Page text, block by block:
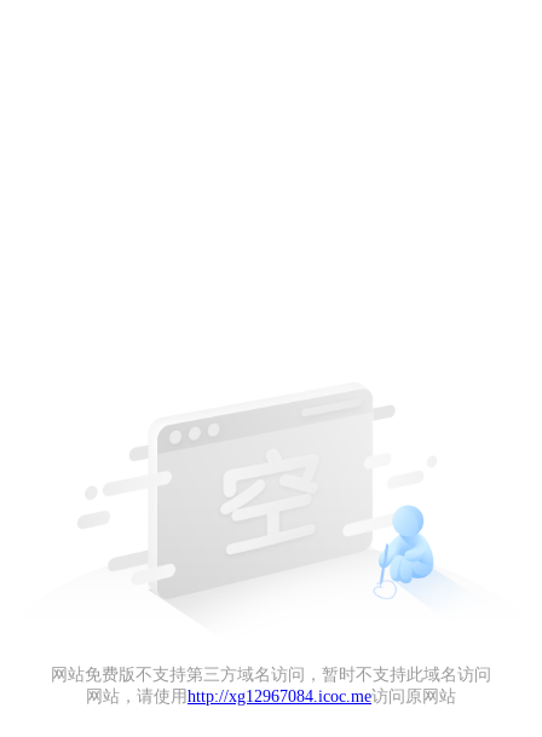
网站免费版不支持第三方域名访问，暂时不支持此域名访问
网站，请使用 http://xg12967084.icoc.me访问原网站